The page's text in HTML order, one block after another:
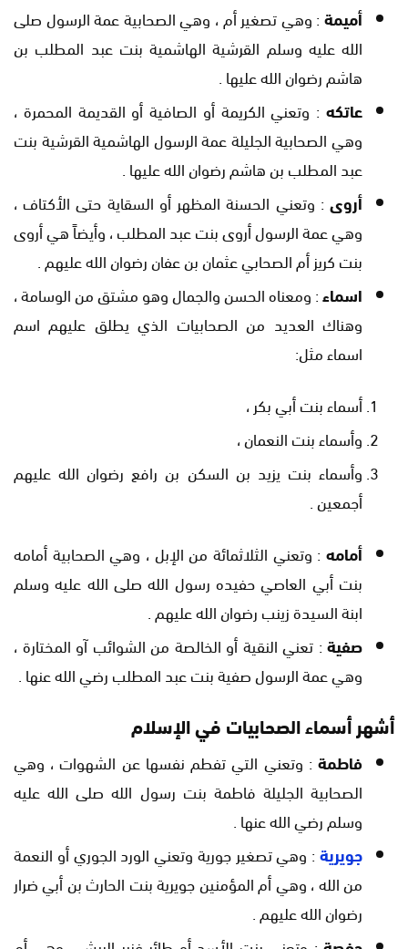
أميمة: وهي تصغير أم ، وهي الصحابية عمة الرسول صلى
الله عليه وسلم القرشية الهاشمية بنت عبد المطلب بن
هاشم رضوان الله عليها .
عاتكه : وتعني الكريمة أو الصافية أو القديمة المحمرة ،
وهي الصحابية الجليلة عمة الرسول الهاشمية القرشية بنت
عبد المطلب بن هاشم رضوان الله عليها .
أروى : وتعني الحسنة المظهر أو السقاية حتى الأكتاف ،
وهي عمة الرسول أروى بنت عبد المطلب ، وأيضاً هي أروى
بنت كريز أم الصحابي عثمان بن عفان رضوان الله عليهم .
اسماء: ومعناه الحسن والجمال وهو مشتق من الوسامة ،
وهناك العديد من الصحابيات الذي يطلق عليهم اسم
اسماء مثل:
أسماء بنت أبي بكر ،
وأسماء بنت النعمان ،
وأسماء بنت يزيد بن السكن بن رافع رضوان الله عليهم
أجمعين .
أمامه : وتعني الثلاثمائة من الإبل ، وهي الصحابية أمامه
بنت أبي العاصي حفيده رسول الله صلى الله عليه وسلم
ابنة السيدة زينب رضوان الله عليهم .
صفية: تعني النقية أو الخالصة من الشوائب آو المختارة ،
وهي عمة الرسول صفية بنت عبد المطلب رضي الله عنها .
أشهر أسماء الصحابيات في الإسلام
فاطمة : وتعني التي تفطم نفسها عن الشهوات ، وهي
الصحابية الجليلة فاطمة بنت رسول الله صلى الله عليه
وسلم رضي الله عنها .
جويرية: وهي تصغير جورية وتعني الورد الجوري أو النعمة
من الله ، وهي أم المؤمنين جويرية بنت الحارث بن أبي ضرار
رضوان الله عليهم .